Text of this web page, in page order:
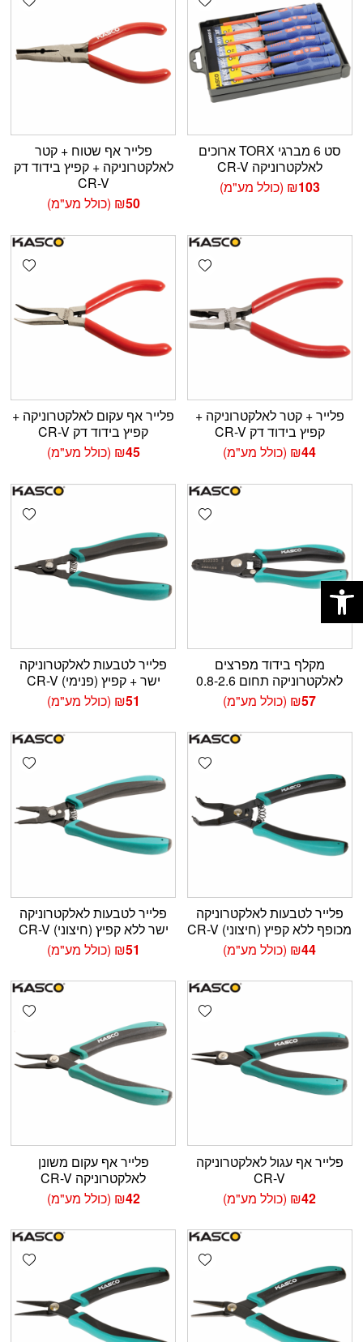
סט 6 מברגי TORX ארוכים
לאלקטרוניקה CR-V
₪103 (כולל מע"מ)
פלייר אף שטוח + קטר
לאלקטרוניקה + קפיץ בידוד דק
CR-V
₪50 (כולל מע"מ)
Add wishlist
פלייר + קטר לאלקטרוניקה +
קפיץ בידוד דק CR-V
₪44 (כולל מע"מ)
פלייר אף עקום לאלקטרוניקה +
קפיץ בידוד דק CR-V
₪45 (כולל מע"מ)
Add wishlist
מקלף בידוד מפרצים
לאלקטרוניקה תחום 0.8-2.6
₪57 (כולל מע"מ)
פלייר לטבעות לאלקטרוניקה
ישר + קפיץ (פנימי) CR-V
₪51 (כולל מע"מ)
Add wishlist
פלייר לטבעות לאלקטרוניקה
מכופף ללא קפיץ (חיצוני) CR-V
₪44 (כולל מע"מ)
פלייר לטבעות לאלקטרוניקה
ישר ללא קפיץ (חיצוני) CR-V
₪51 (כולל מע"מ)
Add wishlist
פלייר אף עגול לאלקטרוניקה
CR-V
₪42 (כולל מע"מ)
פלייר אף עקום משונן
לאלקטרוניקה CR-V
₪42 (כולל מע"מ)
Add wishlist
פתח סרגל נגישות